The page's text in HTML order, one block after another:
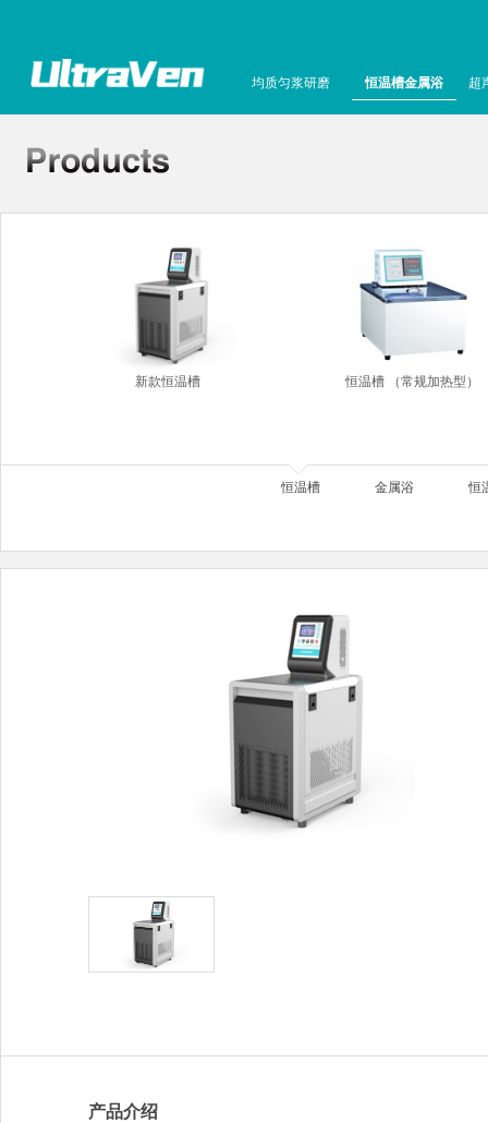
均质匀浆研磨 恒温槽金属浴 超
新款恒温槽 恒温槽 （常规加热型）
恒温槽 金属浴 恒
产品介绍